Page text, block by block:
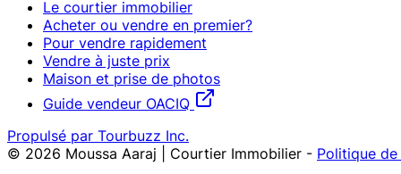
Le courtier immobilier
Acheter ou vendre en premier?
Pour vendre rapidement
Vendre à juste prix
Maison et prise de photos
Guide vendeur OACIQ
Propulsé par Tourbuzz Inc.
© 2026 Moussa Aaraj | Courtier Immobilier - Politique